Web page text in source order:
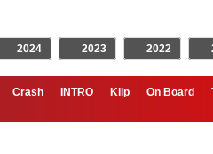
2024 2023 2022
Crash INTRO Klip On Board